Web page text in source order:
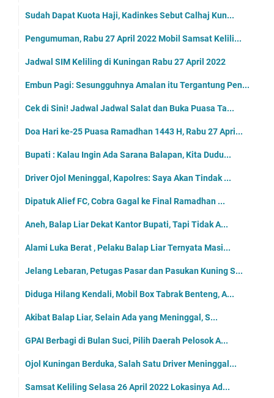
Sudah Dapat Kuota Haji, Kadinkes Sebut Calhaj Kun...
Pengumuman, Rabu 27 April 2022 Mobil Samsat Kelili...
Jadwal SIM Keliling di Kuningan Rabu 27 April 2022
Embun Pagi: Sesungguhnya Amalan itu Tergantung Pen...
Cek di Sini! Jadwal Jadwal Salat dan Buka Puasa Ta...
Doa Hari ke-25 Puasa Ramadhan 1443 H, Rabu 27 Apri...
Bupati : Kalau Ingin Ada Sarana Balapan, Kita Dudu...
Driver Ojol Meninggal, Kapolres: Saya Akan Tindak ...
Dipatuk Alief FC, Cobra Gagal ke Final Ramadhan ...
Aneh, Balap Liar Dekat Kantor Bupati, Tapi Tidak A...
Alami Luka Berat , Pelaku Balap Liar Ternyata Masi...
Jelang Lebaran, Petugas Pasar dan Pasukan Kuning S...
Diduga Hilang Kendali, Mobil Box Tabrak Benteng, A...
Akibat Balap Liar, Selain Ada yang Meninggal, S...
GPAI Berbagi di Bulan Suci, Pilih Daerah Pelosok A...
Ojol Kuningan Berduka, Salah Satu Driver Meninggal...
Samsat Keliling Selasa 26 April 2022 Lokasinya Ad...